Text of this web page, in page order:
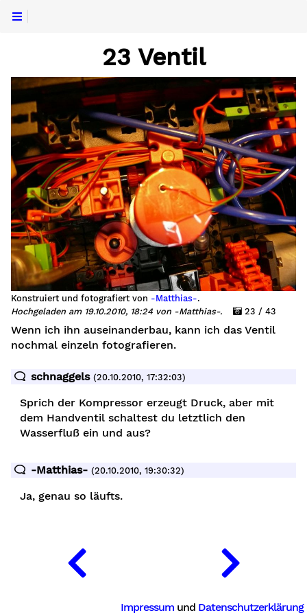
23 Ventil
Konstruiert und fotografiert von -Matthias-.
Hochgeladen am 19.10.2010, 18:24 von -Matthias-.
23 / 43
Wenn ich ihn auseinanderbau, kann ich das Ventil
nochmal einzeln fotografieren.
schnaggels (20.10.2010, 17:32:03)
Sprich der Kompressor erzeugt Druck, aber mit
dem Handventil schaltest du letztlich den
Wasserfluß ein und aus?
-Matthias- (20.10.2010, 19:30:32)
Ja, genau so läufts.
Impressum und Datenschutzerklärung